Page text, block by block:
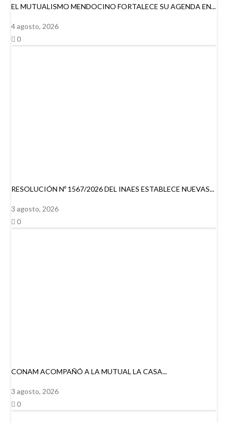
EL MUTUALISMO MENDOCINO FORTALECE SU AGENDA EN...
4 agosto, 2026
0
RESOLUCIÓN Nº 1567/2026 DEL INAES ESTABLECE NUEVAS...
3 agosto, 2026
0
CONAM ACOMPAÑÓ A LA MUTUAL LA CASA...
3 agosto, 2026
0